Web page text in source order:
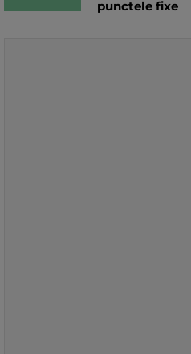
punctele fixe